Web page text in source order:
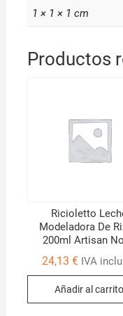
1 × 1 × 1 cm
Productos
Ricioletto
Modeladora De
200ml Artisan
24,13 € IVA
Añadir al carrito